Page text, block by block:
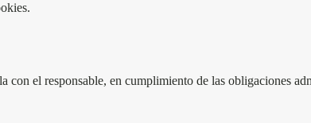
el responsable, en cumplimiento de las obligaciones